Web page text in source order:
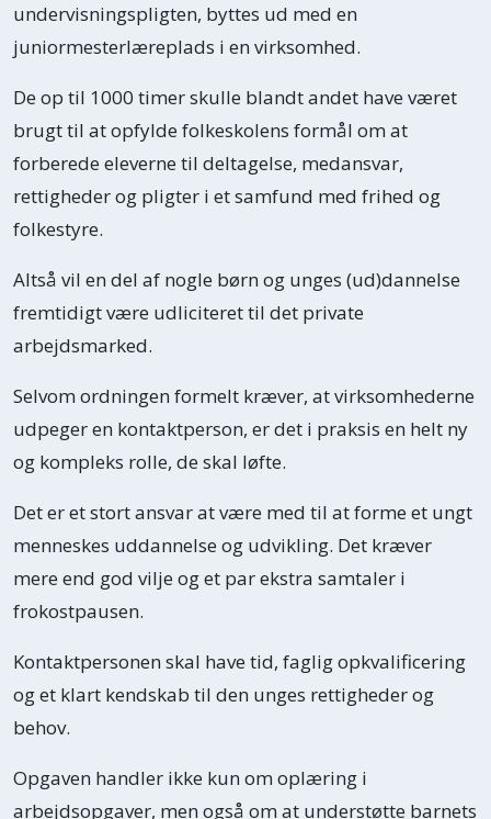
undervisningspligten, byttes ud med en
juniormesterlæreplads i en virksomhed.
De op til 1000 timer skulle blandt andet have været
brugt til at opfylde folkeskolens formål om at
forberede eleverne til deltagelse, medansvar,
rettigheder og pligter i et samfund med frihed og
folkestyre.
Altså vil en del af nogle børn og unges (ud)dannelse
fremtidigt være udliciteret til det private
arbejdsmarked.
Selvom ordningen formelt kræver, at virksomhederne
udpeger en kontaktperson, er det i praksis en helt ny
og kompleks rolle, de skal løfte.
Det er et stort ansvar at være med til at forme et ungt
menneskes uddannelse og udvikling. Det kræver
mere end god vilje og et par ekstra samtaler i
frokostpausen.
Kontaktpersonen skal have tid, faglig opkvalificering
og et klart kendskab til den unges rettigheder og
behov.
Opgaven handler ikke kun om oplæring i
arbejdsopgaver, men også om at understøtte barnets